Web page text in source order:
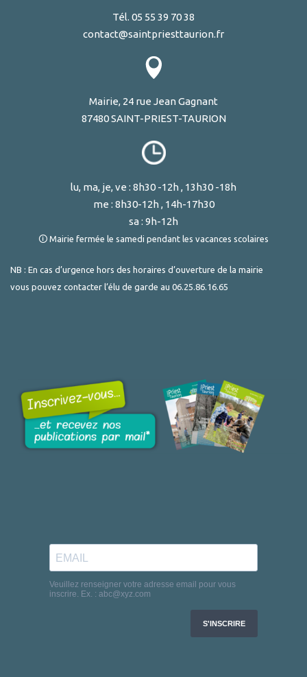
Tél. 05 55 39 70 38
contact@saintpriesttaurion.fr
Mairie, 24 rue Jean Gagnant
87480 SAINT-PRIEST-TAURION
lu, ma, je, ve : 8h30 -12h , 13h30 -18h
me : 8h30-12h , 14h-17h30
sa : 9h-12h
🛈 Mairie fermée le samedi pendant les vacances scolaires
NB : En cas d’urgence hors des horaires d’ouverture de la mairie
vous pouvez contacter l’élu de garde au 06.25.86.16.65